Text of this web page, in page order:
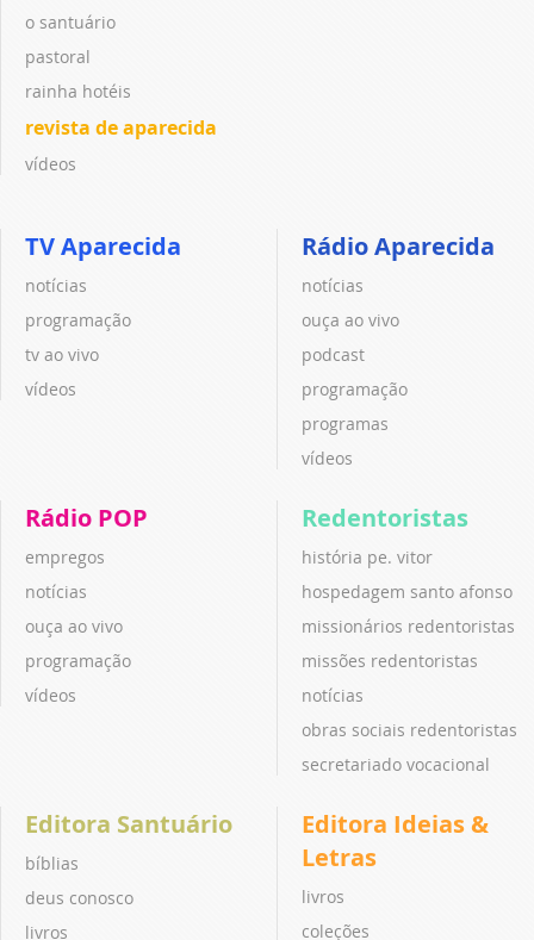
o santuário
pastoral
rainha hotéis
revista de aparecida
vídeos
TV Aparecida
notícias
programação
tv ao vivo
vídeos
Rádio Aparecida
notícias
ouça ao vivo
podcast
programação
programas
vídeos
Rádio POP
empregos
notícias
ouça ao vivo
programação
vídeos
Redentoristas
história pe. vitor
hospedagem santo afonso
missionários redentoristas
missões redentoristas
notícias
obras sociais redentoristas
secretariado vocacional
Editora Santuário
bíblias
deus conosco
livros
Editora Ideias &
Letras
livros
coleções